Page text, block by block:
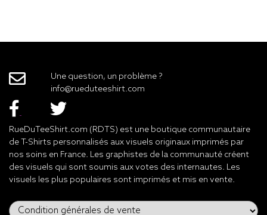
Une question, un problème ?
info@rueduteeshirt.com
RueDuTeeShirt.com (RDTS) est une boutique communautaire
de T-Shirts personnalisés aux visuels originaux imprimés par
nos soins en France. Les graphistes de la communauté créent
des visuels qui sont soumis aux votes des internautes. Les
visuels les plus populaires sont imprimés et mis en vente.